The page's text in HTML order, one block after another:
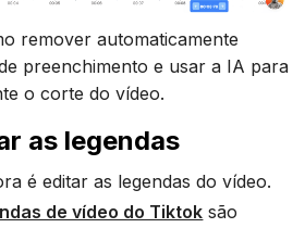
remover automaticamente
preenchimento e usar a IA para
o corte do vídeo.
as legendas
é editar as legendas do vídeo.
de vídeo do Tiktok são